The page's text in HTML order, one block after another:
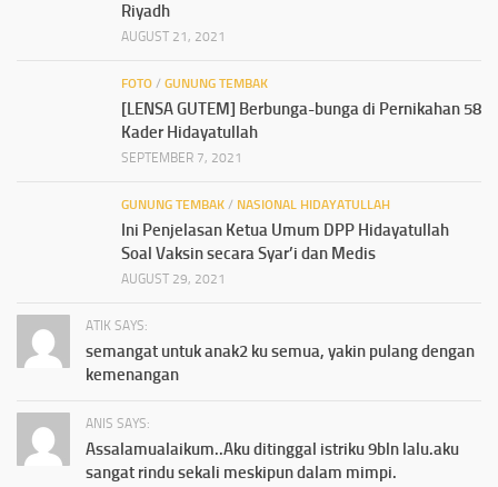
Riyadh
AUGUST 21, 2021
FOTO / GUNUNG TEMBAK
[LENSA GUTEM] Berbunga-bunga di Pernikahan 58
Kader Hidayatullah
SEPTEMBER 7, 2021
GUNUNG TEMBAK / NASIONAL HIDAYATULLAH
Ini Penjelasan Ketua Umum DPP Hidayatullah
Soal Vaksin secara Syar’i dan Medis
AUGUST 29, 2021
ATIK SAYS:
semangat untuk anak2 ku semua, yakin pulang dengan
kemenangan
ANIS SAYS:
Assalamualaikum..Aku ditinggal istriku 9bln lalu.aku
sangat rindu sekali meskipun dalam mimpi.